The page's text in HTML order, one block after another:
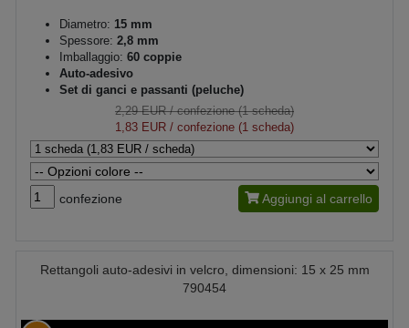
Diametro: 15 mm
Spessore: 2,8 mm
Imballaggio: 60 coppie
Auto-adesivo
Set di ganci e passanti (peluche)
2,29 EUR/ confezione (1 scheda)
1,83 EUR / confezione (1 scheda)
confezione Aggiungi al carrello
Rettangoli auto-adesivi in velcro, dimensioni: 15 x 25 mm
790454